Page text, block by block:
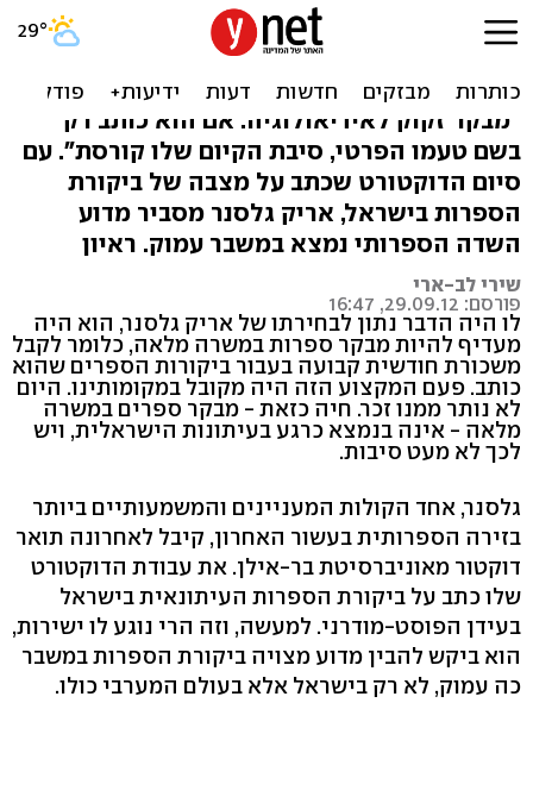
מות המבקר? ראיון עם אריק
"מבקר זקוק לאידיאולוגיה. אם הוא כותב רק
בשם טעמו הפרטי, סיבת הקיום שלו קורסת". עם
סיום הדוקטורט שכתב על מצבה של ביקורת
הספרות בישראל, אריק גלסנר מסביר מדוע
השדה הספרותי נמצא במשבר עמוק. ראיון
שירי לב-ארי
פורסם: 29.09.12, 16:47
לו היה הדבר נתון לבחירתו של אריק גלסנר, הוא היה
מעדיף להיות מבקר ספרות במשרה מלאה, כלומר לקבל
משכורת חודשית קבועה בעבור ביקורות הספרים שהוא
כותב. פעם המקצוע הזה היה מקובל במקומותינו. היום
לא נותר ממנו זכר. חיה כזאת - מבקר ספרים במשרה
מלאה - אינה בנמצא כרגע בעיתונות הישראלית, ויש
לכך לא מעט סיבות.
גלסנר, אחד הקולות המעניינים והמשמעותיים ביותר
בזירה הספרותית בעשור האחרון, קיבל לאחרונה תואר
דוקטור מאוניברסיטת בר-אילן. את עבודת הדוקטורט
שלו כתב על ביקורת הספרות העיתונאית בישראל
בעידן הפוסט-מודרני. למעשה, וזה הרי נוגע לו ישירות,
הוא ביקש להבין מדוע מצויה ביקורת הספרות במשבר
כה עמוק, לא רק בישראל אלא בעולם המערבי כולו.